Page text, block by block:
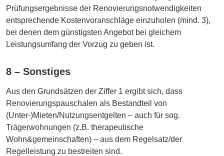
Prüfungsergebnisse der Renovierungsnotwendigkeiten
entsprechende Kostenvoranschläge einzuholen (mind. 3),
bei denen dem günstigsten Angebot bei gleichem
Leistungsumfang der Vorzug zu geben ist.
8 – Sonstiges
Aus den Grundsätzen der Ziffer 1 ergibt sich, dass
Renovierungspauschalen als Bestandteil von
(Unter-)Mieten/Nutzungsentgelten – auch für sog.
Trägerwohnungen (z.B. therapeutische
Wohn&gemeinschaften) – aus dem Regelsatz/der
Regelleistung zu bestreiten sind.